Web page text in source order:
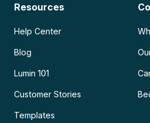
Resources
Help Center
Blog
Lumin 101
Customer Stories
Templates